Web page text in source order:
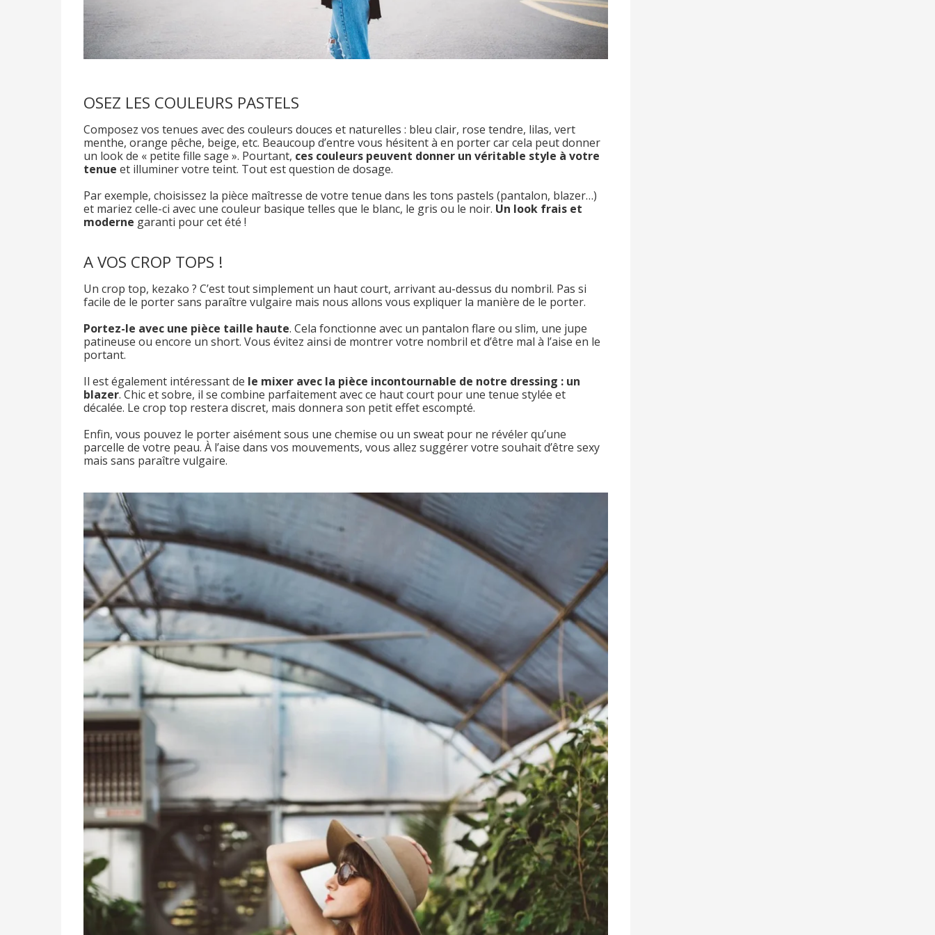
OSEZ LES COULEURS PASTELS
Composez vos tenues avec des couleurs douces et naturelles : bleu clair, rose tendre, lilas, vert
menthe, orange pêche, beige, etc. Beaucoup d’entre vous hésitent à en porter car cela peut donner
un look de « petite fille sage ». Pourtant, ces couleurs peuvent donner un véritable style à votre
tenue et illuminer votre teint. Tout est question de dosage.
Par exemple, choisissez la pièce maîtresse de votre tenue dans les tons pastels (pantalon, blazer…)
et mariez celle-ci avec une couleur basique telles que le blanc, le gris ou le noir. Un look frais et
moderne garanti pour cet été !
A VOS CROP TOPS !
Un crop top, kezako ? C’est tout simplement un haut court, arrivant au-dessus du nombril. Pas si
facile de le porter sans paraître vulgaire mais nous allons vous expliquer la manière de le porter.
Portez-le avec une pièce taille haute. Cela fonctionne avec un pantalon flare ou slim, une jupe
patineuse ou encore un short. Vous évitez ainsi de montrer votre nombril et d’être mal à l’aise en le
portant.
Il est également intéressant de le mixer avec la pièce incontournable de notre dressing : un
blazer. Chic et sobre, il se combine parfaitement avec ce haut court pour une tenue stylée et
décalée. Le crop top restera discret, mais donnera son petit effet escompté.
Enfin, vous pouvez le porter aisément sous une chemise ou un sweat pour ne révéler qu’une
parcelle de votre peau. À l’aise dans vos mouvements, vous allez suggérer votre souhait d’être sexy
mais sans paraître vulgaire.